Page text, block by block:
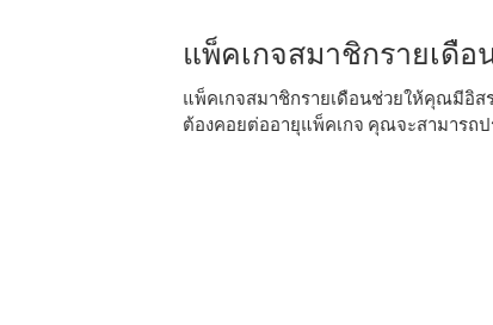
แพ็คเกจสมาชิกรายเดือ
แพ็คเกจสมาชิกรายเดือนช่วยให้คุณมีอิส
ต้องคอยต่ออายุแพ็คเกจ คุณจะสามารถ